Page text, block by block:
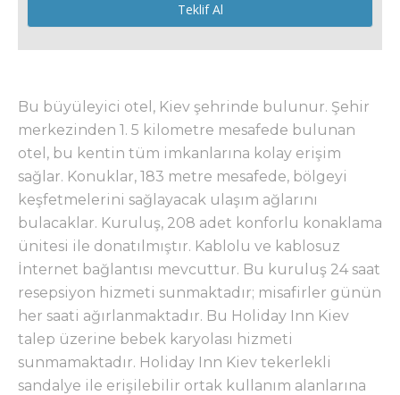
Teklif Al
Bu büyüleyici otel, Kiev şehrinde bulunur. Şehir
merkezinden 1. 5 kilometre mesafede bulunan
otel, bu kentin tüm imkanlarına kolay erişim
sağlar. Konuklar, 183 metre mesafede, bölgeyi
keşfetmelerini sağlayacak ulaşım ağlarını
bulacaklar. Kuruluş, 208 adet konforlu konaklama
ünitesi ile donatılmıştır. Kablolu ve kablosuz
İnternet bağlantısı mevcuttur. Bu kuruluş 24 saat
resepsiyon hizmeti sunmaktadır; misafirler günün
her saati ağırlanmaktadır. Bu Holiday Inn Kiev
talep üzerine bebek karyolası hizmeti
sunmamaktadır. Holiday Inn Kiev tekerlekli
sandalye ile erişilebilir ortak kullanım alanlarına